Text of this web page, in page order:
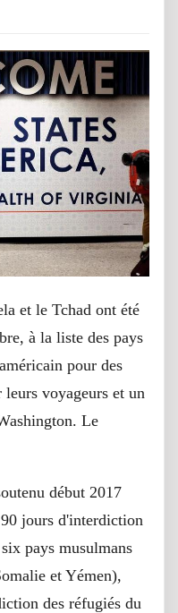
et le Tchad ont été
à la liste des pays
pour des
leurs voyageurs et un
Le
début 2017
jours d'interdiction
pays musulmans
et Yémen),
des réfugiés du